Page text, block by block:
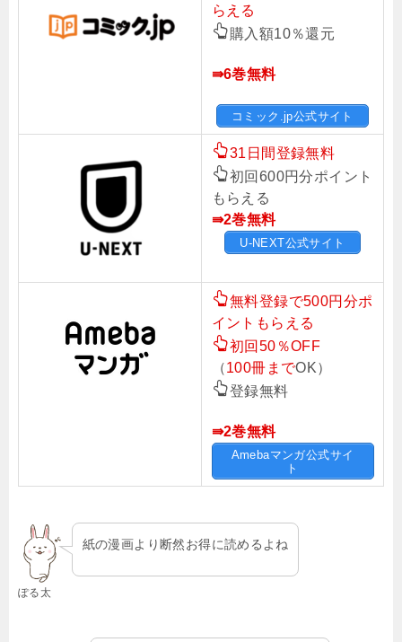
らえる
購入額10％還元
⇛6巻無料
コミック.jp公式サイト
31日間登録無料
初回600円分ポイント
もらえる
⇛2巻無料
U-NEXT公式サイト
無料登録で500円分ポ
イントもらえる
初回50％OFF
（100冊までOK）
登録無料
⇛2巻無料
Amebaマンガ公式サイ
ト
ぽる太
紙の漫画より断然お得に読めるよね